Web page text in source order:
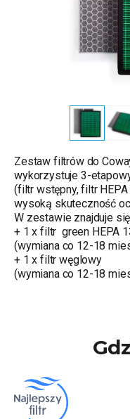
Zestaw filtrów do
wykorzystuje 3-
(filtr wstępny, filtr
wysoką skuteczność
W zestawie znajduje
+ 1 x filtr green HEPA
(wymiana co 12-18
+ 1 x filtr węglowy
(wymiana co 12-18